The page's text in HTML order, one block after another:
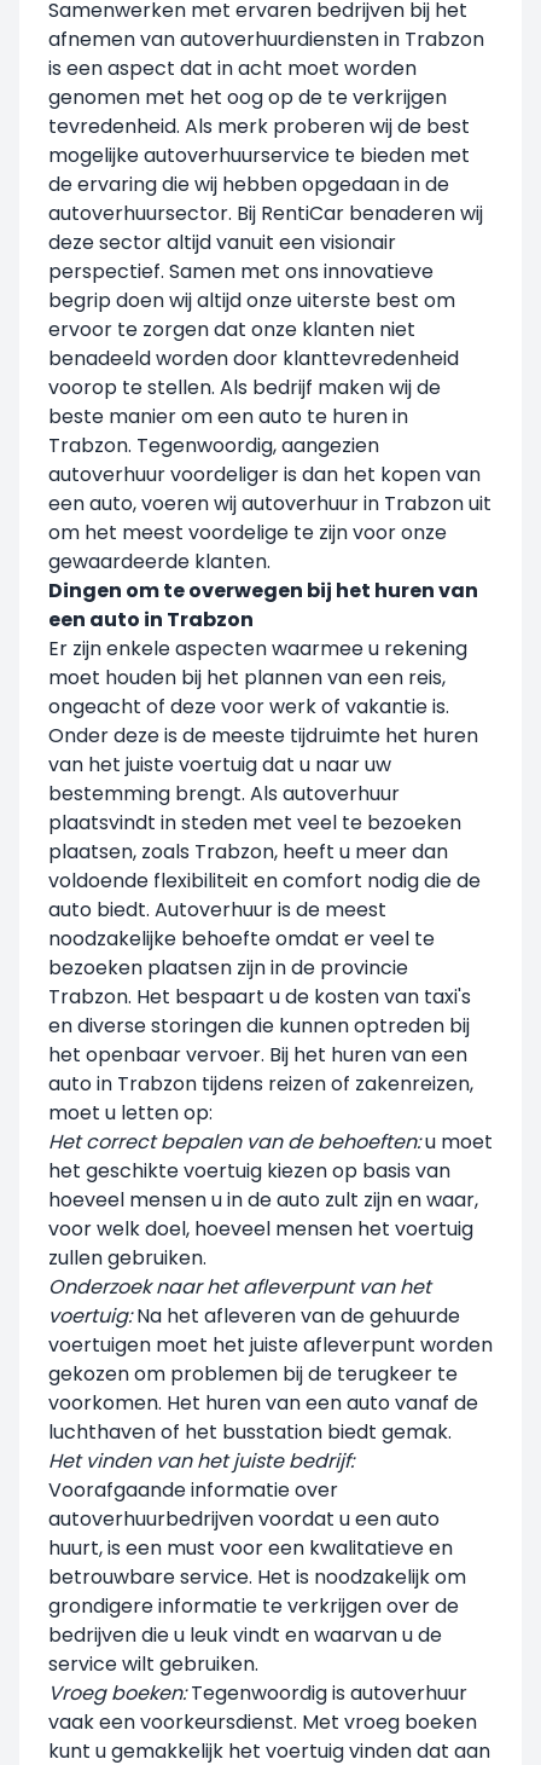
Samenwerken met ervaren bedrijven bij het
afnemen van autoverhuurdiensten in Trabzon
is een aspect dat in acht moet worden
genomen met het oog op de te verkrijgen
tevredenheid. Als merk proberen wij de best
mogelijke autoverhuurservice te bieden met
de ervaring die wij hebben opgedaan in de
autoverhuursector. Bij RentiCar benaderen wij
deze sector altijd vanuit een visionair
perspectief. Samen met ons innovatieve
begrip doen wij altijd onze uiterste best om
ervoor te zorgen dat onze klanten niet
benadeeld worden door klanttevredenheid
voorop te stellen. Als bedrijf maken wij de
beste manier om een auto te huren in
Trabzon. Tegenwoordig, aangezien
autoverhuur voordeliger is dan het kopen van
een auto, voeren wij autoverhuur in Trabzon uit
om het meest voordelige te zijn voor onze
gewaardeerde klanten.
Dingen om te overwegen bij het huren van
een auto in Trabzon
Er zijn enkele aspecten waarmee u rekening
moet houden bij het plannen van een reis,
ongeacht of deze voor werk of vakantie is.
Onder deze is de meeste tijdruimte het huren
van het juiste voertuig dat u naar uw
bestemming brengt. Als autoverhuur
plaatsvindt in steden met veel te bezoeken
plaatsen, zoals Trabzon, heeft u meer dan
voldoende flexibiliteit en comfort nodig die de
auto biedt. Autoverhuur is de meest
noodzakelijke behoefte omdat er veel te
bezoeken plaatsen zijn in de provincie
Trabzon. Het bespaart u de kosten van taxi's
en diverse storingen die kunnen optreden bij
het openbaar vervoer. Bij het huren van een
auto in Trabzon tijdens reizen of zakenreizen,
moet u letten op:
Het correct bepalen van de behoeften:u moet
het geschikte voertuig kiezen op basis van
hoeveel mensen u in de auto zult zijn en waar,
voor welk doel, hoeveel mensen het voertuig
zullen gebruiken.
Onderzoek naar het afleverpunt van het
voertuig:Na het afleveren van de gehuurde
voertuigen moet het juiste afleverpunt worden
gekozen om problemen bij de terugkeer te
voorkomen. Het huren van een auto vanaf de
luchthaven of het busstation biedt gemak.
Het vinden van het juiste bedrijf:
Voorafgaande informatie over
autoverhuurbedrijven voordat u een auto
huurt, is een must voor een kwalitatieve en
betrouwbare service. Het is noodzakelijk om
grondigere informatie te verkrijgen over de
bedrijven die u leuk vindt en waarvan u de
service wilt gebruiken.
Vroeg boeken:Tegenwoordig is autoverhuur
vaak een voorkeursdienst. Met vroeg boeken
kunt u gemakkelijk het voertuig vinden dat aan